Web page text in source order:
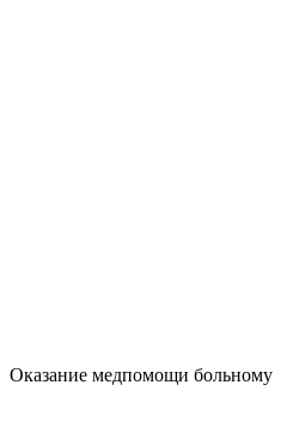
Оказание медпомощи больному